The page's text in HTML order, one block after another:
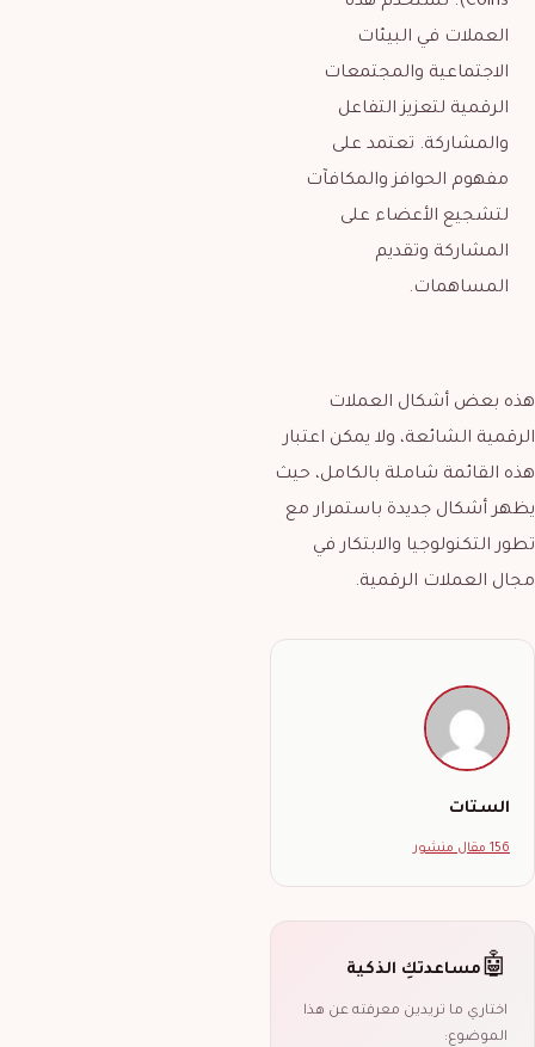
العملات في البيئات
الاجتماعية والمجتمعات
الرقمية لتعزيز التفاعل
والمشاركة. تعتمد على
مفهوم الحوافز والمكافآت
لتشجيع الأعضاء على
المشاركة وتقديم
المساهمات.
هذه بعض أشكال العملات
الرقمية الشائعة، ولا يمكن اعتبار
هذه القائمة شاملة بالكامل، حيث
يظهر أشكال جديدة باستمرار مع
تطور التكنولوجيا والابتكار في
مجال العملات الرقمية.
الستات
156 مقال منشور
🤖 مساعدتكِ الذكية
اختاري ما تريدين معرفته عن هذا
الموضوع: